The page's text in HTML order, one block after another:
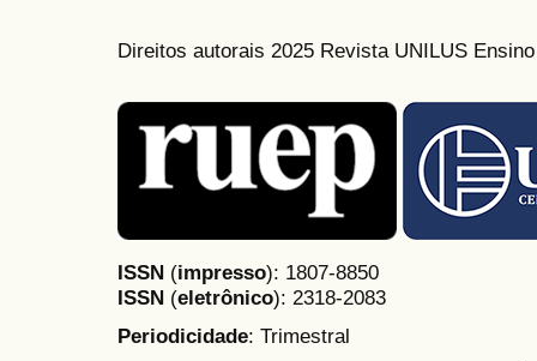
Direitos autorais 2025 Revista UNILUS
ISSN (impresso): 1807-8850
ISSN (eletrônico): 2318-2083
Periodicidade: Trimestral